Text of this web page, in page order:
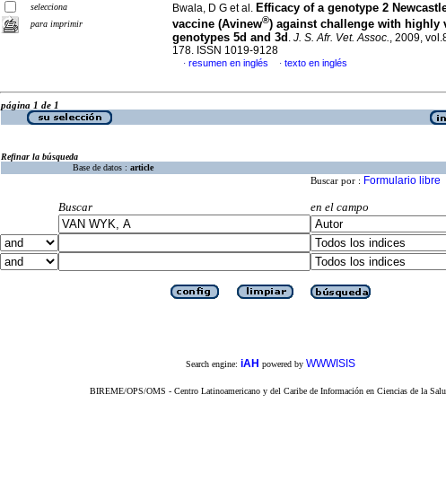
selecciona
para imprimir
Bwala, D G et al. Efficacy of a genotype 2
vaccine (Avinew®) against challenge with highly
genotypes 5d and 3d . J. S. Afr. Vet. Assoc., 2009,
178. ISSN 1019-9128
· resumen en inglés · texto en inglés
página 1 de 1
Refinar la búsqueda
Base de datos : article
Buscar por : Formulario libre
Buscar
en el campo
Search engine: iAH powered by WWWISIS
BIREME/OPS/OMS - Centro Latinoamericano y del Caribe de Información en Ciencias de la